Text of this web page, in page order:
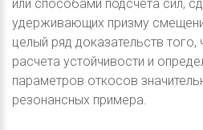
или способами подсчета сил,
удерживающих призму
целый ряд доказательств того,
расчета устойчивости и
параметров откосов
резонансных примера.